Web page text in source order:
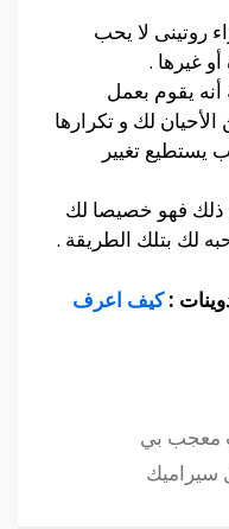
روتينى لا يحب
أو غيرها .
يقوم بعمل
لك و تكرارها
تغيير
ذلك فهو خصيصا لك
لك بتلك الطريقة .
:كيف اعرف
معجب بي